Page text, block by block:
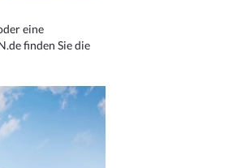
eine
finden Sie die